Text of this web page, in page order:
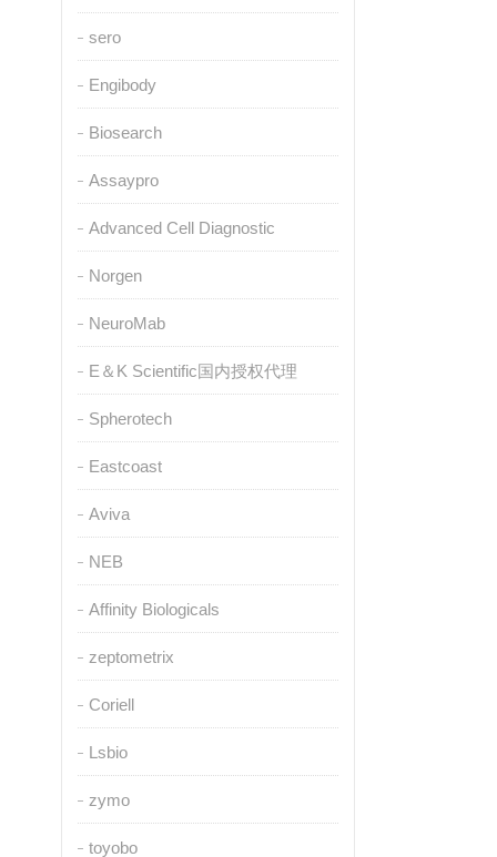
sero
Engibody
Biosearch
Assaypro
Advanced Cell Diagnostic
Norgen
NeuroMab
E＆K Scientific国内授权代理
Spherotech
Eastcoast
Aviva
NEB
Affinity Biologicals
zeptometrix
Coriell
Lsbio
zymo
toyobo